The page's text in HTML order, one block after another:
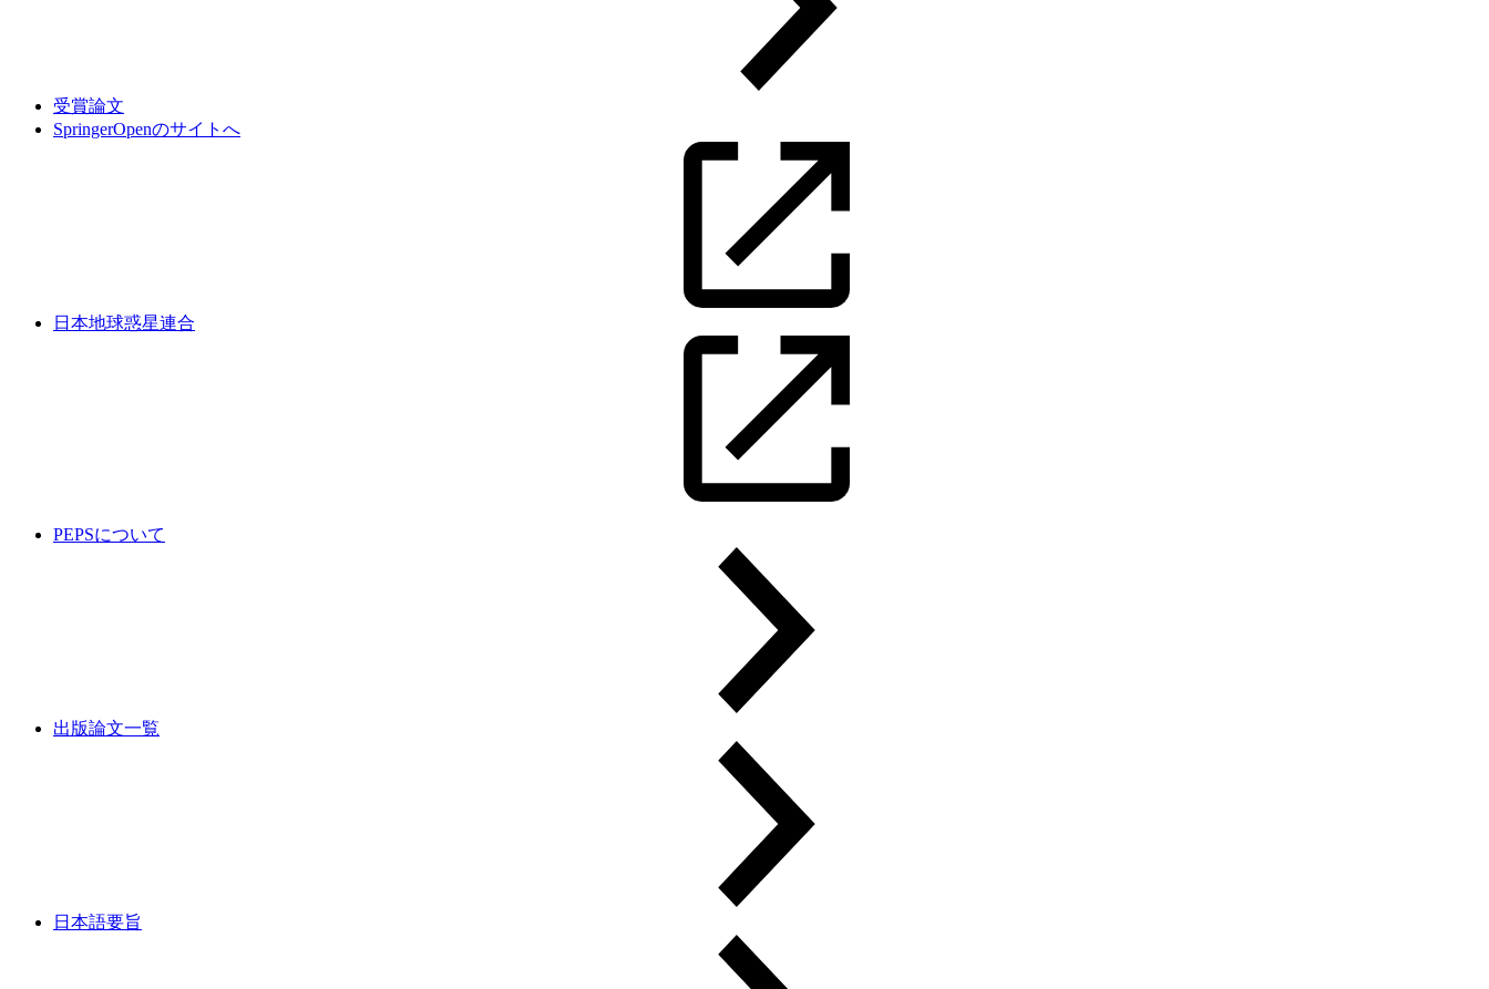
受賞論文
SpringerOpenのサイトへ
日本地球惑星連合
PEPSについて
出版論文一覧
日本語要旨